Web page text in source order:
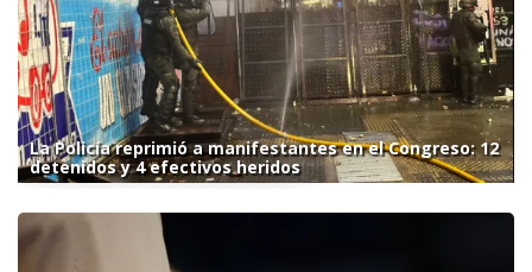
La Policía reprimió a manifestantes en el Congreso: 12
detenidos y 4 efectivos heridos